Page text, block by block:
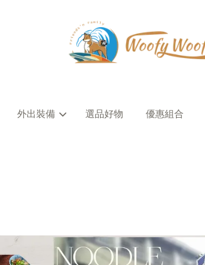
外出裝備 選品好物 優惠組合